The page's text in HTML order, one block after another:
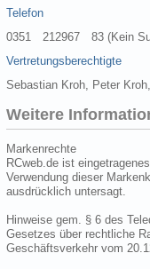
Telefon
0351 212967 83 (Kein
Vertretungsberechtigte
Sebastian Kroh, Peter
Weitere
Markenrechte
RCweb.de ist
Verwendung dieser
ausdrücklich untersagt.
Hinweise gem. § 6 des
Gesetzes über rechtliche
Geschäftsverkehr vom